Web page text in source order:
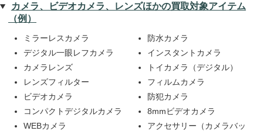
カメラ、ビデオカメラ、レンズほかの買取対象アイテム
（例）
ミラーレスカメラ
デジタル一眼レフカメラ
カメラレンズ
レンズフィルター
ビデオカメラ
コンパクトデジタルカメラ
WEBカメラ
防水カメラ
インスタントカメラ
トイカメラ（デジタル）
フィルムカメラ
防犯カメラ
8mmビデオカメラ
アクセサリー（カメラバッ